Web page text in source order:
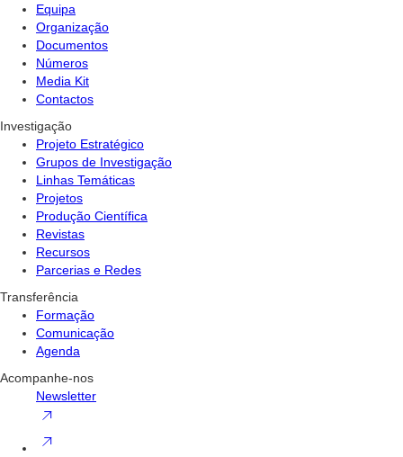
Equipa
Organização
Documentos
Números
Media Kit
Contactos
Investigação
Projeto Estratégico
Grupos de Investigação
Linhas Temáticas
Projetos
Produção Científica
Revistas
Recursos
Parcerias e Redes
Transferência
Formação
Comunicação
Agenda
Acompanhe-nos
Newsletter